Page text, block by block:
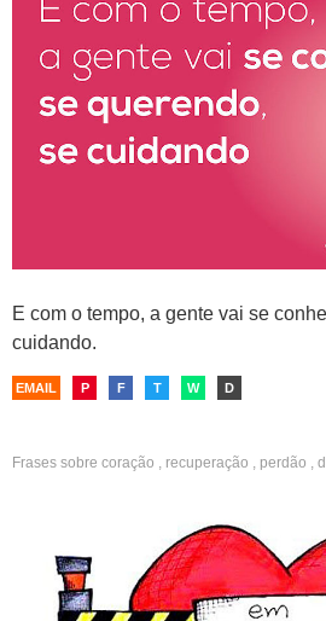
E com o tempo, a gente vai se
cuidando.
EMAIL P F T W D
Frases sobre coração recuperação perdão